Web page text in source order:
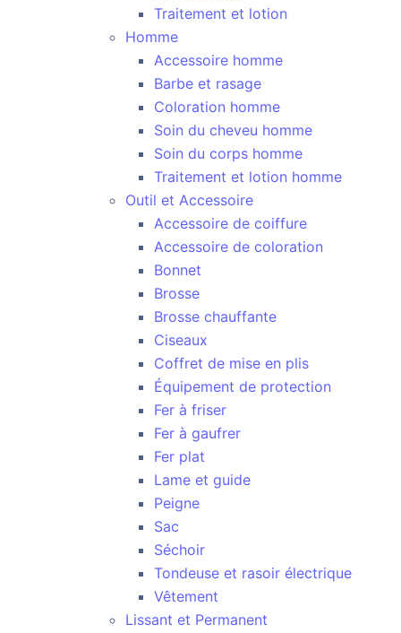
Traitement et lotion
Homme
Accessoire homme
Barbe et rasage
Coloration homme
Soin du cheveu homme
Soin du corps homme
Traitement et lotion homme
Outil et Accessoire
Accessoire de coiffure
Accessoire de coloration
Bonnet
Brosse
Brosse chauffante
Ciseaux
Coffret de mise en plis
Équipement de protection
Fer à friser
Fer à gaufrer
Fer plat
Lame et guide
Peigne
Sac
Séchoir
Tondeuse et rasoir électrique
Vêtement
Lissant et Permanent